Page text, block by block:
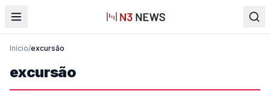
Início/excursão
excursão